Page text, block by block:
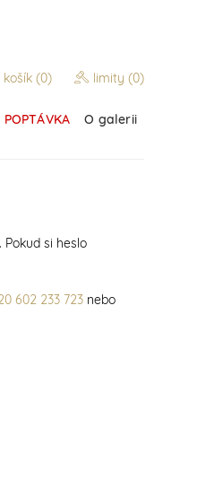
košík (0) limity (0)
POPTÁVKA O galerii
si heslo
602 233 723nebo